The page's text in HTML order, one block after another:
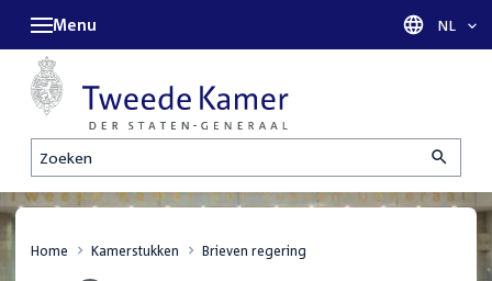
Zoeken
Menu Taal
NL
Home Kamerstukken Brieven regering